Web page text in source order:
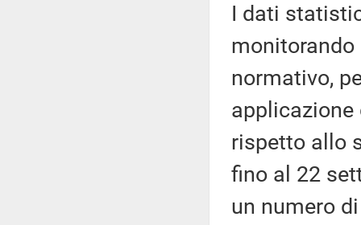
I dati
normativo,
rispetto allo
fino al 22
un numero